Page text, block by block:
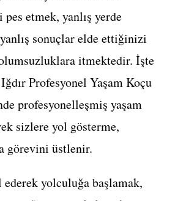
etmek, yanlış yerde
sonuçlar elde ettiğinizi
itmektedir. İşte
Profesyonel Yaşam Koçu
profesyonelleşmiş yaşam
sizlere yol gösterme,
görevini üstlenir.
yolculuğa başlamak,